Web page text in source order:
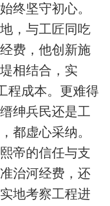
坚守初心。
，与工匠同吃
费，他创新施
相结合，实
程成本。更难得
绅兵民还是工
都虚心采纳。
帝的信任与支
治河经费，还
地考察工程进